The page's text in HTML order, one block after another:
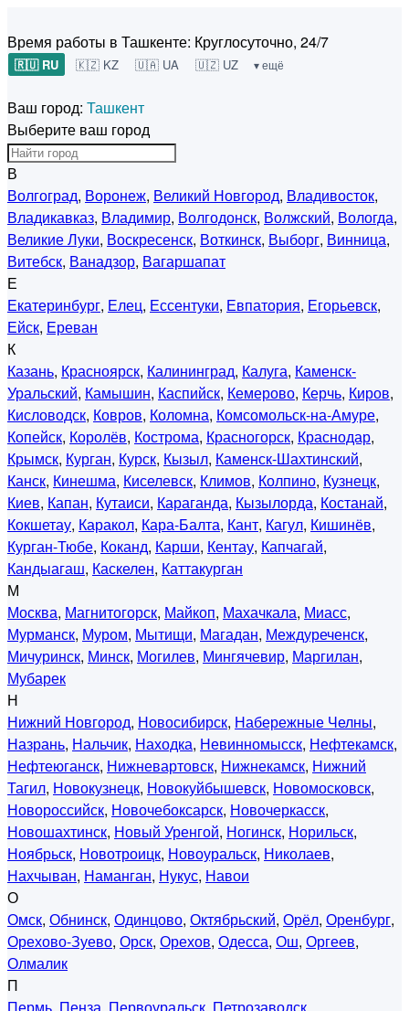
Время работы в Ташкенте: Круглосуточно, 24/7
🇷🇺 RU 🇰🇿 KZ 🇺🇦 UA 🇺🇿 UZ ▾ ещё
Ваш город: Ташкент
Выберите ваш город
В
Волгоград, Воронеж, Великий Новгород, Владивосток,
Владикавказ, Владимир, Волгодонск, Волжский, Вологда,
Великие Луки, Воскресенск, Воткинск, Выборг, Винница,
Витебск, Ванадзор, Вагаршапат
Е
Екатеринбург, Елец, Ессентуки, Евпатория, Егорьевск,
Ейск, Ереван
К
Казань, Красноярск, Калининград, Калуга, Каменск-
Уральский, Камышин, Каспийск, Кемерово, Керчь, Киров,
Кисловодск, Ковров, Коломна, Комсомольск-на-Амуре,
Копейск, Королёв, Кострома, Красногорск, Краснодар,
Крымск, Курган, Курск, Кызыл, Каменск-Шахтинский,
Канск, Кинешма, Киселевск, Климов, Колпино, Кузнецк,
Киев, Капан, Кутаиси, Караганда, Кызылорда, Костанай,
Кокшетау, Каракол, Кара-Балта, Кант, Кагул, Кишинёв,
Курган-Тюбе, Коканд, Карши, Кентау, Капчагай,
Кандыагаш, Каскелен, Каттакурган
М
Москва, Магнитогорск, Майкоп, Махачкала, Миасс,
Мурманск, Муром, Мытищи, Магадан, Междуреченск,
Мичуринск, Минск, Могилев, Мингячевир, Маргилан,
Мубарек
Н
Нижний Новгород, Новосибирск, Набережные Челны,
Назрань, Нальчик, Находка, Невинномысск, Нефтекамск,
Нефтеюганск, Нижневартовск, Нижнекамск, Нижний
Тагил, Новокузнецк, Новокуйбышевск, Новомосковск,
Новороссийск, Новочебоксарск, Новочеркасск,
Новошахтинск, Новый Уренгой, Ногинск, Норильск,
Ноябрьск, Новотроицк, Новоуральск, Николаев,
Нахчыван, Наманган, Нукус, Навои
О
Омск, Обнинск, Одинцово, Октябрьский, Орёл, Оренбург,
Орехово-Зуево, Орск, Орехов, Одесса, Ош, Оргеев,
Олмалик
П